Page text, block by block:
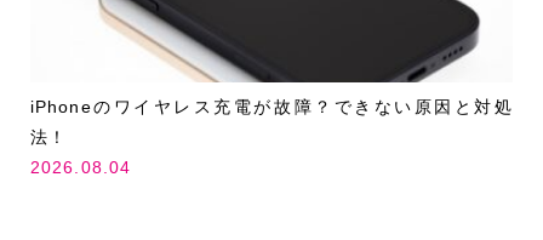
iPhoneのワイヤレス充電が故障？できない原因と対処
法！
2026.08.04